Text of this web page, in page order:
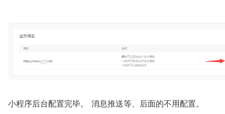
小程序后台配置完毕。 消息推送等、后面的不用配置。